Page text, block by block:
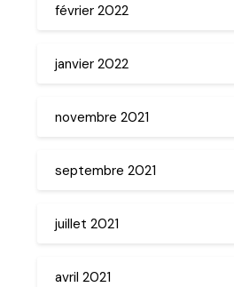
février 2022
janvier 2022
novembre 2021
septembre 2021
juillet 2021
avril 2021